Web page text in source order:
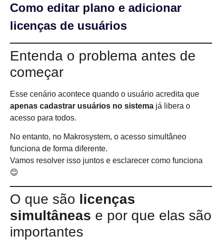
Como editar plano e adicionar
licenças de usuários
Entenda o problema antes de
começar
Esse cenário acontece quando o usuário acredita que
apenas cadastrar usuários no sistema já libera o
acesso para todos.
No entanto, no Makrosystem, o acesso simultâneo
funciona de forma diferente.
Vamos resolver isso juntos e esclarecer como funciona
😊
O que são licenças
simultâneas e por que elas são
importantes